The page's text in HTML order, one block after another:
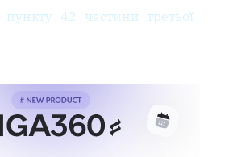
пункту 42 частини третьої